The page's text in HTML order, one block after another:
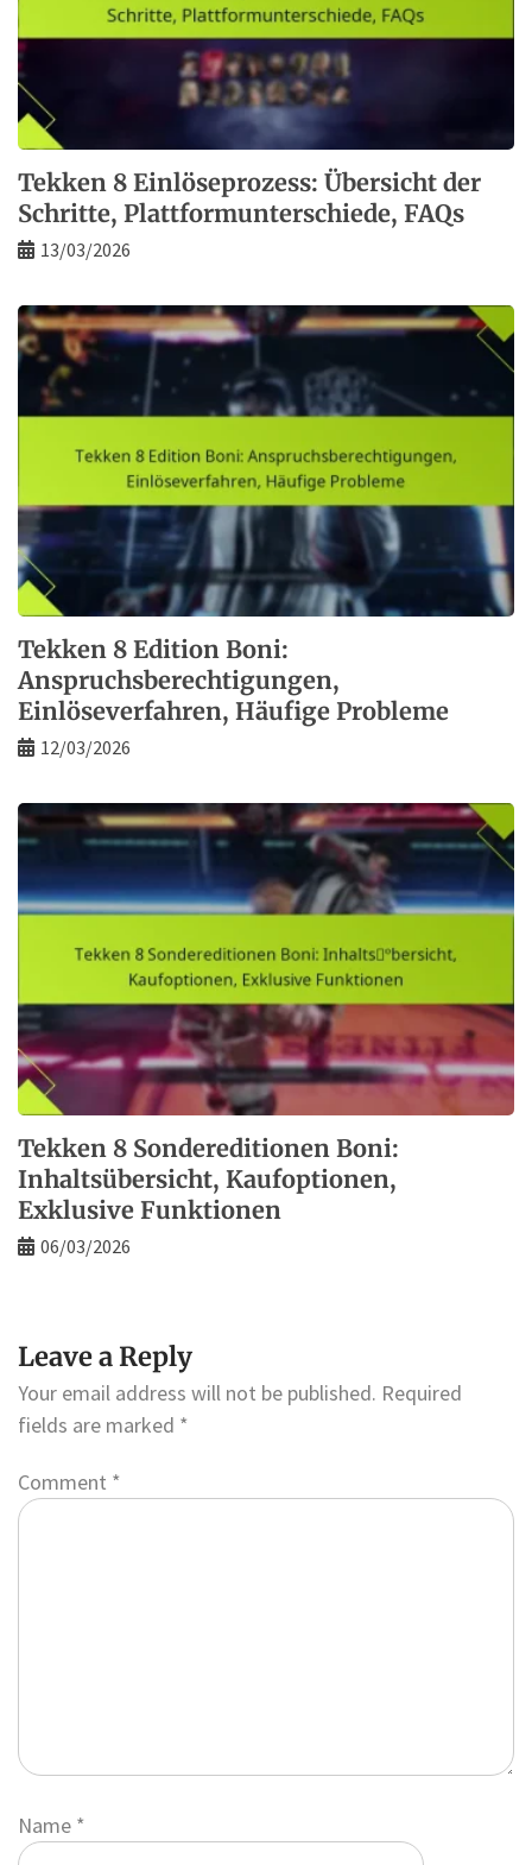
Tekken 8 Einlöseprozess: Übersicht der
Schritte, Plattformunterschiede, FAQs
13/03/2026
Tekken 8 Edition Boni:
Anspruchsberechtigungen,
Einlöseverfahren, Häufige Probleme
12/03/2026
Tekken 8 Sondereditionen Boni:
Inhaltsübersicht, Kaufoptionen,
Exklusive Funktionen
06/03/2026
Leave a Reply
Your email address will not be published. Required
fields are marked *
Comment *
Name *